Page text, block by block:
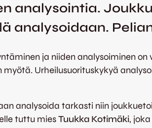
analysointia.
analysoidaan.
ja niiden analysoiminen
Urheilusuorituskykyä
analysoida tarkasti niin
tuttu miesTuukka Kotimäki,